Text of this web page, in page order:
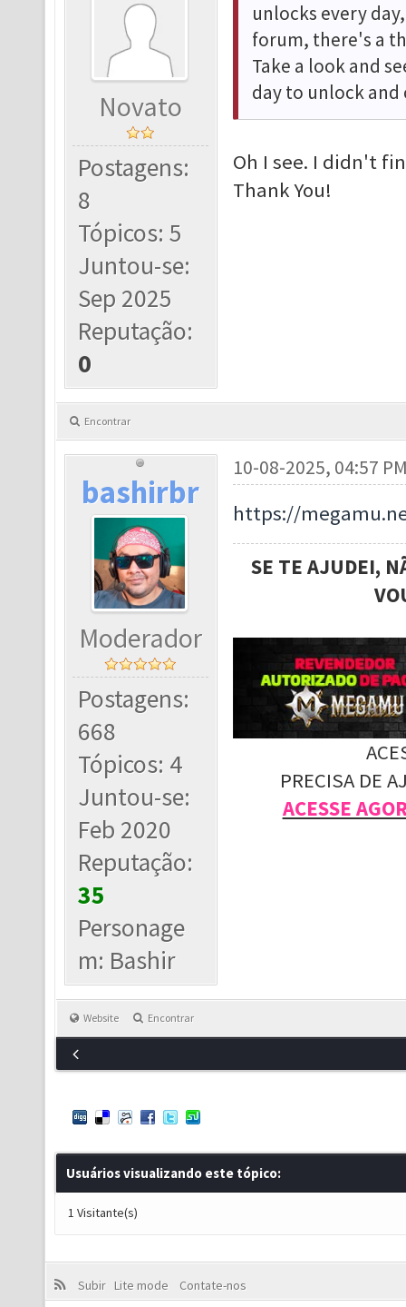
Novato
Postagens:
8
Tópicos: 5
Juntou-se:
Sep 2025
Reputação:
0
unlocks every
forum, there's a
Take a look and
day to unlock
Oh I see. I didn't
Thank You!
Encontrar
bashirbr
Moderador
Postagens:
668
Tópicos: 4
Juntou-se:
Feb 2020
Reputação:
35
Personage
m: Bashir
10-08-2025, 04:57
https://
SE TE AJUDEI,
PRECISA DE
ACESSE
Website Encontrar
Usuários visualizando este tópico:
1 Visitante(s)
Subir Lite mode
Contate-nos